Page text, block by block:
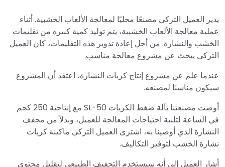
يدير العميل التركي مصنعًا محليًا لمعالجة الألعاب الخشبية. أثناء
عملية معالجة الألعاب الخشبية، يتم توليد كمية كبيرة من تقليمات
الخشب والنشارة. من أجل إعادة تدوير هذه التقليمات، كان العميل
التركي يبحث عن مشروع معالجة مناسب.
عندما علم عن مشروع إنتاج كريات النشارة، اعتقد أن المشروع
سيكون مناسبًا لمصنعه.
أوصت مصنعتنا بآلة ضغط الكريات SL-50 مع إنتاجية 250 كجم
في الساعة لتلبية احتياجات المعالجة للعميل، وبدلاً من مجفف
النشارة الذي أوصينا به، اشترى العميل التركي ماكينة كريات
نشارة الخشب لتوفير التكاليف.
أشار العميل إلى أنه سيستخدم التجفيف الطبيعي لتقليل محتوى